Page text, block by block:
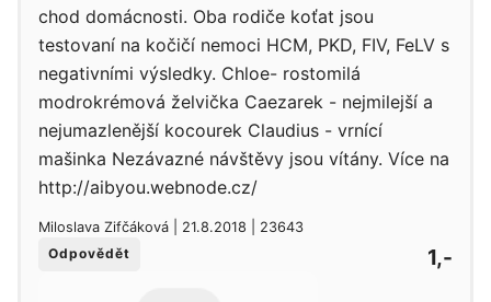
chod domácnosti. Oba rodiče koťat jsou
testovaní na kočičí nemoci HCM, PKD, FIV, FeLV s
negativními výsledky. Chloe- rostomilá
modrokrémová želvička Caezarek - nejmilejší a
nejumazlenější kocourek Claudius - vrnící
mašinka Nezávazné návštěvy jsou vítány. Více na
http://aibyou.webnode.cz/
Miloslava Zifčáková | 21.8.2018 | 23643
Odpovědět
1,-